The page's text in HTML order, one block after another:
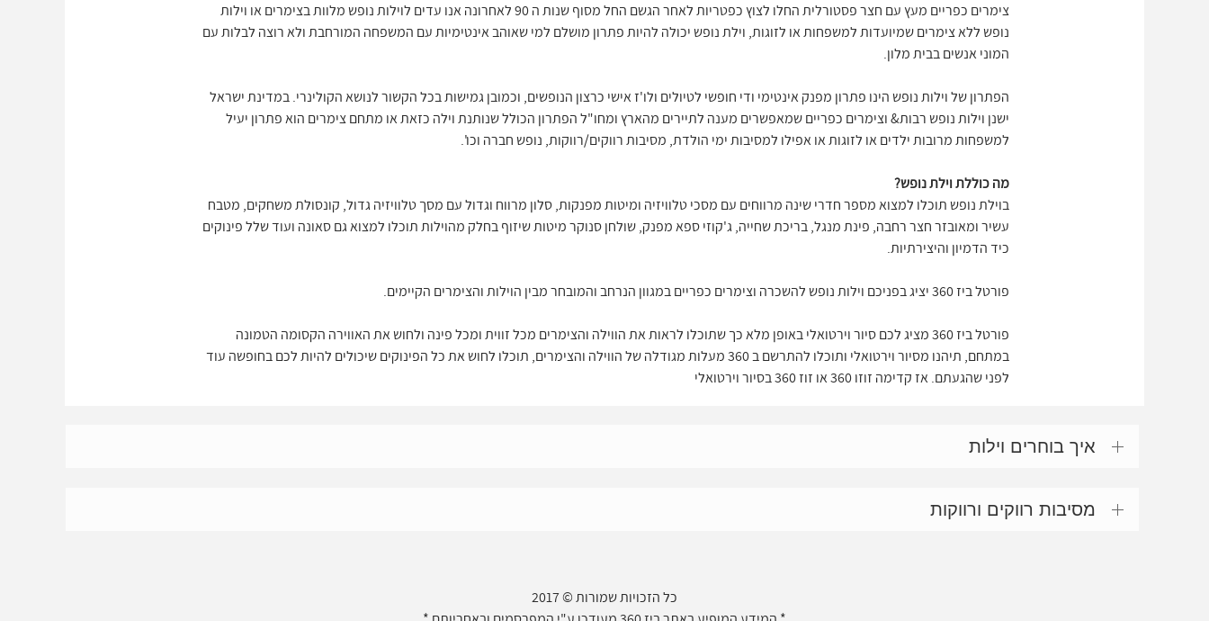
צימרים כפריים מעץ עם חצר פסטורלית החלו לצוץ כפטריות לאחר הגשם החל מסוף שנות ה 90 לאחרונה אנו עדים לוילות נופש מלוות בצימרים או וילות
נופש ללא צימרים שמיועדות למשפחות או לזוגות, וילת נופש יכולה להיות פתרון מושלם למי שאוהב אינטימיות עם המשפחה המורחבת ולא רוצה לבלות עם
המוני אנשים בבית מלון.
הפתרון של וילות נופש הינו פתרון מפנק אינטימי ודי חופשי לטיולים ולו'ז אישי כרצון הנופשים, וכמובן גמישות בכל הקשור לנושא הקולינרי. במדינת ישראל
ישנן וילות נופש רבות& וצימרים כפריים שמאפשרים מענה לתיירים מהארץ ומחו"ל הפתרון הכולל שנותנת וילה כזאת או מתחם צימרים הוא פתרון יעיל
למשפחות מרובות ילדים או לזוגות או אפילו למסיבות ימי הולדת, מסיבות רווקים/רווקות, נופש חברה וכו'.
מה כוללת וילת נופש?
בוילת נופש תוכלו למצוא מספר חדרי שינה מרווחים עם מסכי טלוויזיה ומיטות מפנקות, סלון מרווח וגדול עם מסך טלוויזיה גדול, קונסולת משחקים, מטבח
עשיר ומאובזר חצר רחבה, פינת מנגל, בריכת שחייה, ג'קוזי ספא מפנק, שולחן סנוקר מיטות שיזוף בחלק מהוילות תוכלו למצוא גם סאונה ועוד שלל פינוקים
כיד הדמיון והיצירתיות.
פורטל ביז 360 יציג בפניכם וילות נופש להשכרה וצימרים כפריים במגוון הנרחב והמובחר מבין הוילות והצימרים הקיימים.
פורטל ביז 360 מציג לכם סיור וירטואלי באופן מלא כך שתוכלו לראות את הווילה והצימרים מכל זווית ומכל פינה ולחוש את האווירה הקסומה הטמונה
במתחם, תיהנו מסיור וירטואלי ותוכלו להתרשם ב 360 מעלות מגודלה של הווילה והצימרים, תוכלו לחוש את כל הפינוקים שיכולים להיות לכם בחופשה עוד
לפני שהגעתם. אז קדימה זוזו 360 או זוז 360 בסיור וירטואלי
איך בוחרים וילות
מסיבות רווקים ורווקות
כל הזכויות שמורות © 2017